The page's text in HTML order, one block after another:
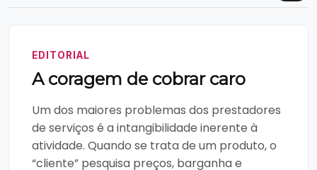
EDITORIAL
A coragem de cobrar caro
Um dos maiores problemas dos prestadores
de serviços é a intangibilidade inerente à
atividade. Quando se trata de um produto, o
“cliente” pesquisa preços, barganha e